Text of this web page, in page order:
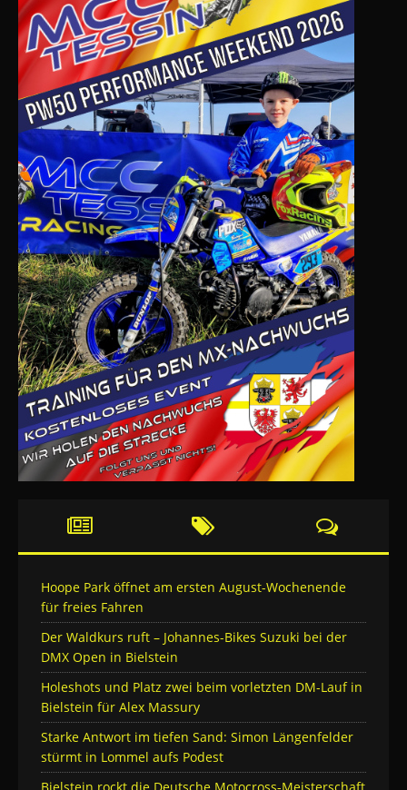
Hoope Park öffnet am ersten August-Wochenende
für freies Fahren
Der Waldkurs ruft – Johannes-Bikes Suzuki bei der
DMX Open in Bielstein
Holeshots und Platz zwei beim vorletzten DM-Lauf in
Bielstein für Alex Massury
Starke Antwort im tiefen Sand: Simon Längenfelder
stürmt in Lommel aufs Podest
Bielstein rockt die Deutsche Motocross-Meisterschaft